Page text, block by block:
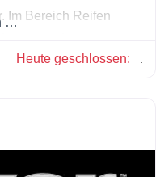
Im Bereich Reifen
Fahrzeug finden.
…
Heute geschlossen: